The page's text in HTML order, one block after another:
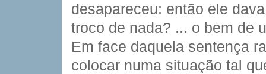
desapareceu: então ele
troco de nada? ... o bem de
Em face daquela sentença
colocar numa situação tal